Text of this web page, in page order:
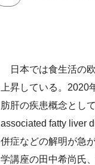
日本では食生活の
上昇している。
肪肝の疾患概念とし
associated fatty liver
併症などの解明が急
学講座の田中希尚氏